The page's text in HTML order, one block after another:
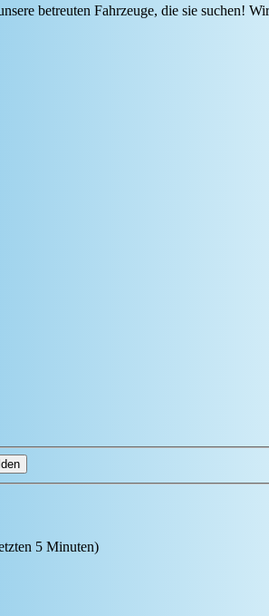
betreuten Fahrzeuge, die sie suchen!
5 Minuten)